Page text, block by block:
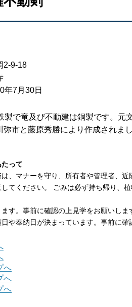
2-9-18
年7月30日
製で竜及び不動建は銅製です。元
市と藤原秀勝により作成されまし
って
、マナーを守り、所有者や管理者、
てください。 ごみは必ず持ち帰り、
す。事前に確認の上見学をお願いしま
や奉納日が決まっています。事前に確
へ
へ
へ